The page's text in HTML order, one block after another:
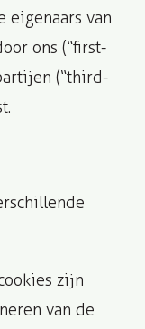
eigenaars van
ons (“first-
(“third-
zijn
van de